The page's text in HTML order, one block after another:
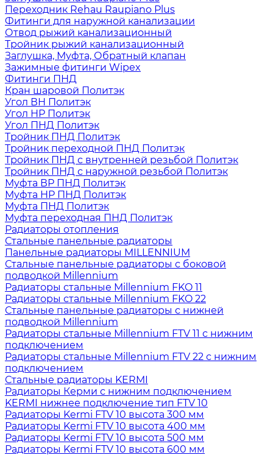
Переходник Rehau Raupiano Plus
Фитинги для наружной канализации
Отвод рыжий канализационный
Тройник рыжий канализационный
Заглушка, Муфта, Обратный клапан
Зажимные фитинги Wipex
Фитинги ПНД
Кран шаровой Политэк
Угол ВН Политэк
Угол НР Политэк
Угол ПНД Политэк
Тройник ПНД Политэк
Тройник переходной ПНД Политэк
Тройник ПНД с внутренней резьбой Политэк
Тройник ПНД с наружной резьбой Политэк
Муфта ВР ПНД Политэк
Муфта НР ПНД Политэк
Муфта ПНД Политэк
Муфта переходная ПНД Политэк
Радиаторы отопления
Стальные панельные радиаторы
Панельные радиаторы MILLENNIUM
Стальные панельные радиаторы с боковой
подводкой Millennium
Радиаторы стальные Millennium FKO 11
Радиаторы стальные Millennium FKO 22
Стальные панельные радиаторы с нижней
подводкой Millennium
Радиаторы стальные Millennium FTV 11 с нижним
подключением
Радиаторы стальные Millennium FTV 22 с нижним
подключением
Стальные радиаторы KERMI
Радиаторы Керми с нижним подключением
KERMI нижнее подключение тип FTV 10
Радиаторы Kermi FTV 10 высота 300 мм
Радиаторы Kermi FTV 10 высота 400 мм
Радиаторы Kermi FTV 10 высота 500 мм
Радиаторы Kermi FTV 10 высота 600 мм